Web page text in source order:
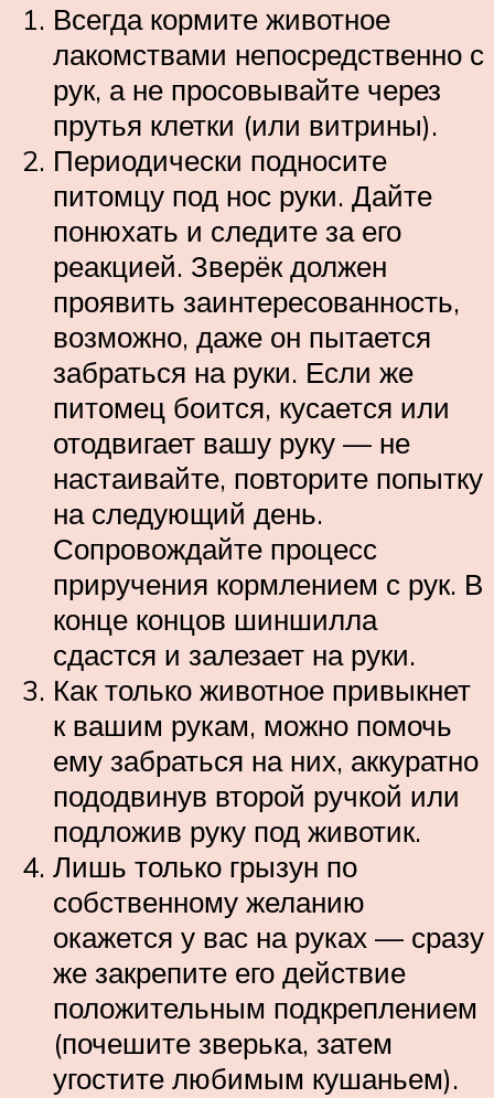
Всегда кормите животное
лакомствами непосредственно с
рук, а не просовывайте через
прутья клетки (или витрины).
Периодически подносите
питомцу под нос руки. Дайте
понюхать и следите за его
реакцией. Зверёк должен
проявить заинтересованность,
возможно, даже он пытается
забраться на руки. Если же
питомец боится, кусается или
отодвигает вашу руку — не
настаивайте, повторите попытку
на следующий день.
Сопровождайте процесс
приручения кормлением с рук. В
конце концов шиншилла
сдастся и залезает на руки.
Как только животное привыкнет
к вашим рукам, можно помочь
ему забраться на них, аккуратно
пододвинув второй ручкой или
подложив руку под животик.
Лишь только грызун по
собственному желанию
окажется у вас на руках — сразу
же закрепите его действие
положительным подкреплением
(почешите зверька, затем
угостите любимым кушаньем).